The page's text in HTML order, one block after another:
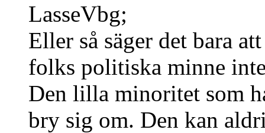
LasseVbg;
Eller så säger det bara
folks politiska minne
Den lilla minoritet som
bry sig om. Den kan